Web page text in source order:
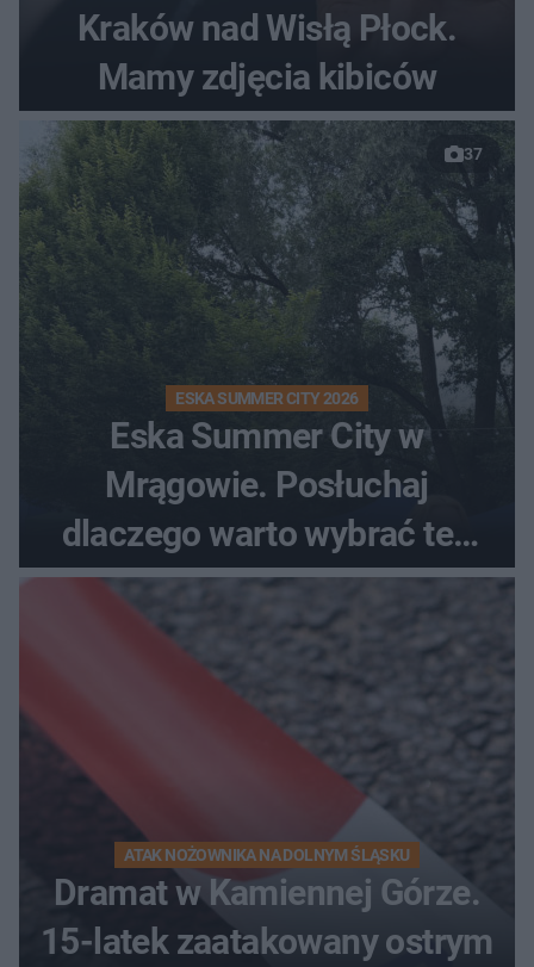
Kraków nad Wisłą Płock.
Mamy zdjęcia kibiców
37
ESKA SUMMER CITY 2026
Eska Summer City w
Mrągowie. Posłuchaj
dlaczego warto wybrać ten
kierunek na urlop!
ATAK NOŻOWNIKA NA DOLNYM ŚLĄSKU
Dramat w Kamiennej Górze.
15-latek zaatakowany ostrym